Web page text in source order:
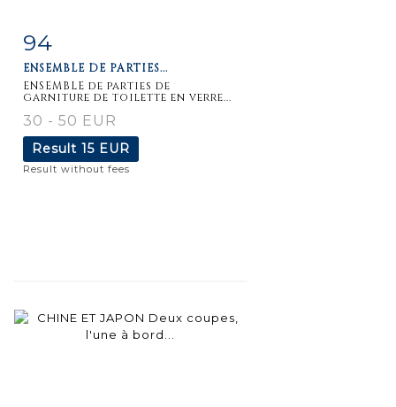
Item detail
94
ENSEMBLE DE PARTIES...
ENSEMBLE de parties de
garniture de toilette en verre...
30 - 50 EUR
Result 15 EUR
Result without fees